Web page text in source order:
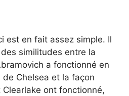
est en fait assez simple. Il
similitudes entre la
a fonctionné en
Chelsea et la façon
ont fonctionné,